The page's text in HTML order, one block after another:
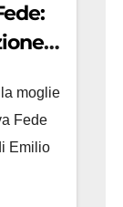
moglie
Fede
Emilio